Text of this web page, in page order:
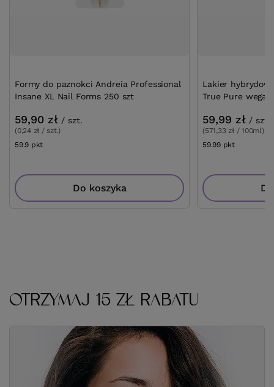
Formy do paznokci Andreia Professional
Insane XL Nail Forms 250 szt
59,90 zł / szt.
(0,24 zł / szt.)
59.9 pkt
Do koszyka
Lakier
True Pure
59,99 zł / szt.
(571,33 zł / 100ml)
59.99 pktpunktów
OTRZYMAJ 15 ZŁ RABATU